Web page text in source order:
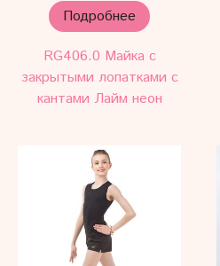
Подробнее
RG406.0 Майка c
закрытыми лопатками с
кантами Лайм неон